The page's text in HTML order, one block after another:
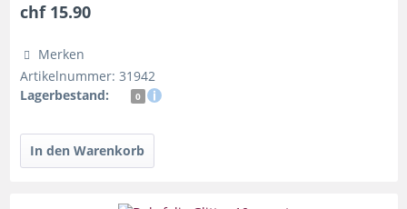
chf 15.90
Merken
Artikelnummer: 31942
Lagerbestand:
0